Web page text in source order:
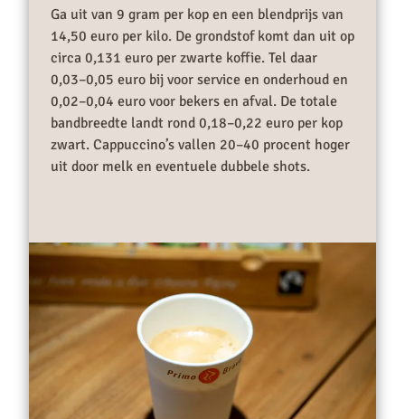
Ga uit van 9 gram per kop en een blendprijs van
14,50 euro per kilo. De grondstof komt dan uit op
circa 0,131 euro per zwarte koffie. Tel daar
0,03–0,05 euro bij voor service en onderhoud en
0,02–0,04 euro voor bekers en afval. De totale
bandbreedte landt rond 0,18–0,22 euro per kop
zwart. Cappuccino’s vallen 20–40 procent hoger
uit door melk en eventuele dubbele shots.